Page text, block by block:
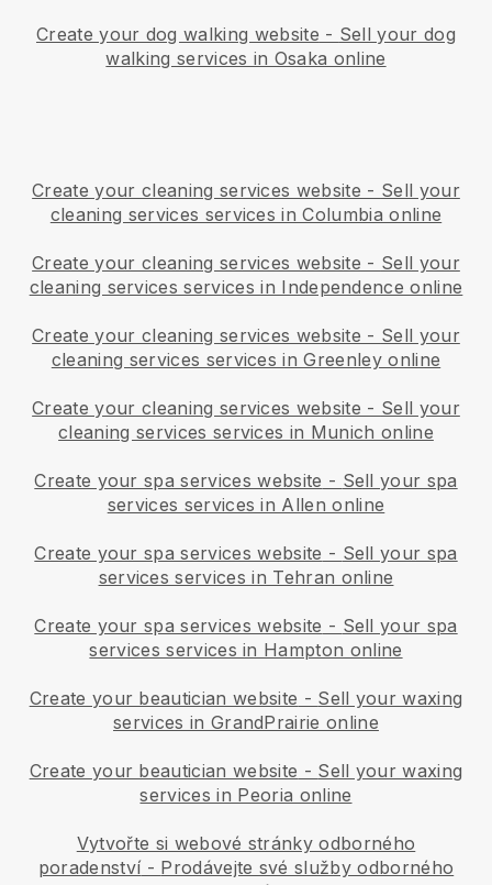
Create your dog walking website - Sell your dog
walking services in Osaka online
Create your cleaning services website - Sell your
cleaning services services in Columbia online
Create your cleaning services website - Sell your
cleaning services services in Independence online
Create your cleaning services website - Sell your
cleaning services services in Greenley online
Create your cleaning services website - Sell your
cleaning services services in Munich online
Create your spa services website - Sell your spa
services services in Allen online
Create your spa services website - Sell your spa
services services in Tehran online
Create your spa services website - Sell your spa
services services in Hampton online
Create your beautician website - Sell your waxing
services in GrandPrairie online
Create your beautician website - Sell your waxing
services in Peoria online
Vytvořte si webové stránky odborného
poradenství- Prodávejte své služby odborného